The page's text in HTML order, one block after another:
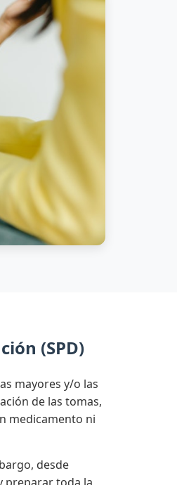
(SPD)
mayores y/o las
de las tomas,
medicamento ni
desde